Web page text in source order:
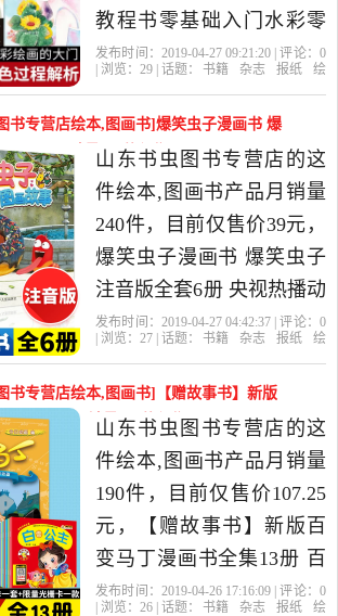
货。
教程书零基础入门水彩零
基础篇水彩绘制漫画插画
上色教程书秘密花园素描
教程Pixiv是2019年山东书
虫图书专营店精选书籍,杂
志,报纸当中性价比很高的
绘画（新），由山东 济南
发货。
发布时间：2019-04-27 09:21:20 | 评论： 0
| 浏览： 29 | 话题： 书籍 杂志 报纸
绘
书专营店绘本,图画书]爆笑虫子漫画书 爆
版全套月销量240件仅售39元
山东书虫图书专营店的这
件绘本,图画书产品月销量
240件，目前仅售价39元，
爆笑虫子漫画书 爆笑虫子
注音版全套6册 央视热播动
画片 儿童书籍 漫画故事书
爆笑校园幽默全集动画图
书是2019年山东书虫图书
专营店精选书籍,杂志,报纸
当中性价比很高的绘本,图
画书，由山东 济南发货。
发布时间：2019-04-27 04:42:37 | 评论： 0
| 浏览： 27 | 话题： 书籍 杂志 报纸
绘
书专营店绘本,图画书]【赠故事书】新版
书全集1月销量190件仅售107.25元
山东书虫图书专营店的这
件绘本,图画书产品月销量
190件，目前仅售价107.25
元，【赠故事书】新版百
变马丁漫画书全集13册 百
变马丁故事书 儿童卡通动
发布时间：2019-04-26 17:16:09 | 评论： 0
| 浏览： 26 | 话题： 书籍 杂志 报纸
绘